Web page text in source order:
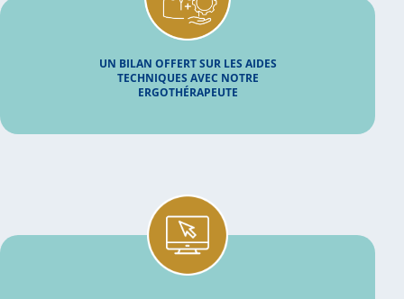
UN BILAN OFFERT SUR LES AIDES
TECHNIQUES AVEC NOTRE
ERGOTHÉRAPEUTE